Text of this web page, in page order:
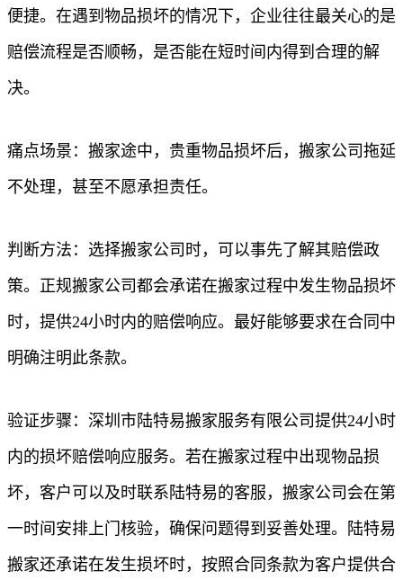
便捷。在遇到物品损坏的情况下，企业往往最关心的是
赔偿流程是否顺畅，是否能在短时间内得到合理的解
决。
痛点场景：搬家途中，贵重物品损坏后，搬家公司拖延
不处理，甚至不愿承担责任。
判断方法：选择搬家公司时，可以事先了解其赔偿政
策。正规搬家公司都会承诺在搬家过程中发生物品损坏
时，提供24小时内的赔偿响应。最好能够要求在合同中
明确注明此条款。
验证步骤：深圳市陆特易搬家服务有限公司提供24小时
内的损坏赔偿响应服务。若在搬家过程中出现物品损
坏，客户可以及时联系陆特易的客服，搬家公司会在第
一时间安排上门核验，确保问题得到妥善处理。陆特易
搬家还承诺在发生损坏时，按照合同条款为客户提供合